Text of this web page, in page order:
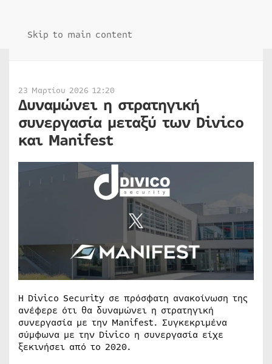
Skip to main content
23 Μαρτίου 2026 12:20
Δυναμώνει η στρατηγική
συνεργασία μεταξύ των Divico
και Manifest
Η Divico Security σε πρόσφατη ανακοίνωση της
ανέφερε ότι θα δυναμώνει η στρατηγική
συνεργασία με την Manifest. Συγκεκριμένα
σύμφωνα με την Divico η συνεργασία είχε
ξεκινήσει από το 2020.